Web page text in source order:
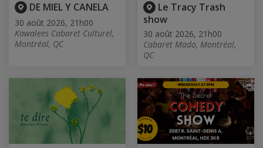
DE MIEL Y CANELA
30 août 2026, 21h00
Kawalees Cabaret Culturel,
Montréal, QC
Le Tracy Trash
show
30 août 2026, 21h00
Cabaret Mado, Montréal,
QC